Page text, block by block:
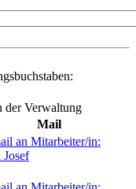
der Verwaltung
Mail